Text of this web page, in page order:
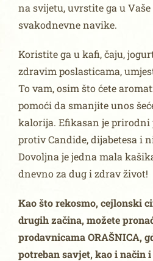
na svijetu, uvrstite ga u
svakodnevne navike.
Koristite ga u kafi, čaju,
zdravim poslasticama,
To vam, osim što ćete
pomoći da smanjite unos
kalorija. Efikasan je prirodni
protiv Candide, dijabetesa i
Dovoljna je jedna mala
dnevno za dug i zdrav život!
Kao što rekosmo, cejlonski
drugih začina, možete
prodavnicama ORAŠNICA,
potreban savjet, kao i način